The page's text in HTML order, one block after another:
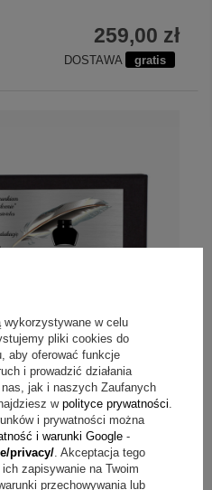
259,00 zł
DOSTAWA gratis
wykorzystywane w celu
pliki cookies do
aby oferować funkcje
i prowadzić działania
jak i naszych Zaufanych
w polityce prywatności.
i prywatności można
i warunki Google -
privacy/. Akceptacja tego
zapisywanie na Twoim
przechowywania lub